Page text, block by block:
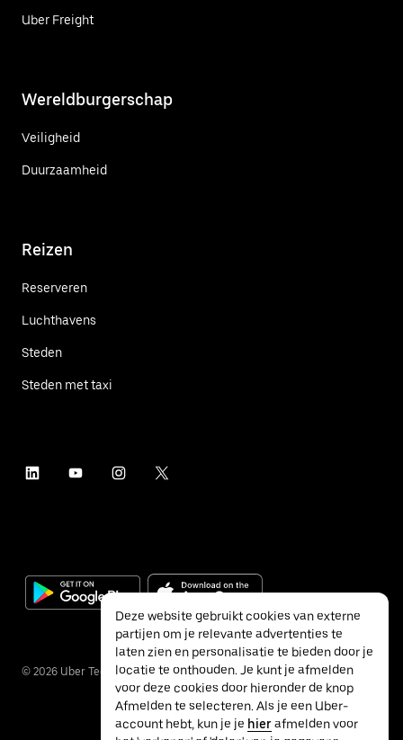
Uber Freight
Wereldburgerschap
Veiligheid
Duurzaamheid
Reizen
Reserveren
Luchthavens
Steden
Steden met taxi
© 2026 Uber Technologies Inc.
Deze website gebruikt cookies van externe
partijen om je relevante advertenties te
laten zien en personalisatie te bieden door je
locatie te onthouden. Je kunt je afmelden
voor deze cookies door hieronder de knop
Afmelden te selecteren. Als je een Uber-
account hebt, kun je je hierafmelden voor